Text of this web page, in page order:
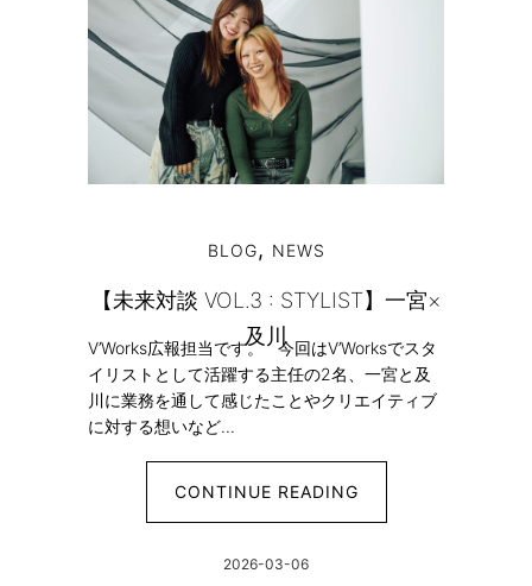
BLOG, NEWS
【未来対談 VOL.3 : STYLIST】一宮×
及川
V’Works広報担当です。 今回はV’Worksでスタ
イリストとして活躍する主任の2名、一宮と及
川に業務を通して感じたことやクリエイティブ
に対する想いなど...
CONTINUE READING
2026-03-06